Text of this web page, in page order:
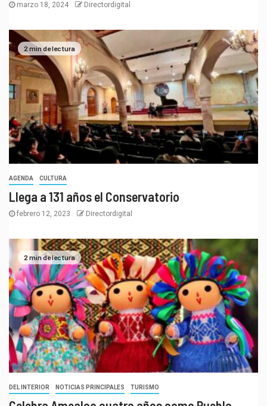
marzo 18, 2024 Directordigital
2 min de lectura
AGENDA CULTURA
Llega a 131 años el Conservatorio
febrero 12, 2023 Directordigital
2 min de lectura
DEL INTERIOR NOTICIAS PRINCIPALES TURISMO